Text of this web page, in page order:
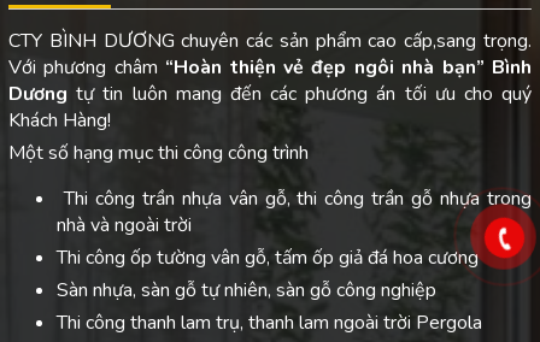
CTY BÌNH DƯƠNG chuyên các sản phẩm cao cấp,sang trọng.
Với phương châm “Hoàn thiện vẻ đẹp ngôi nhà bạn” Bình
Dươngtự tin luôn mang đến các phương án tối ưu cho quý
Khách Hàng!
Một số hạng mục thi công công trình
Thi công trần nhựa vân gỗ, thi công trần gỗ nhựa trong
nhà và ngoài trời
Thi công ốp tường vân gỗ, tấm ốp giả đá hoa cương
Sàn nhựa, sàn gỗ tự nhiên, sàn gỗ công nghiệp
Thi công thanh lam trụ, thanh lam ngoài trời Pergola